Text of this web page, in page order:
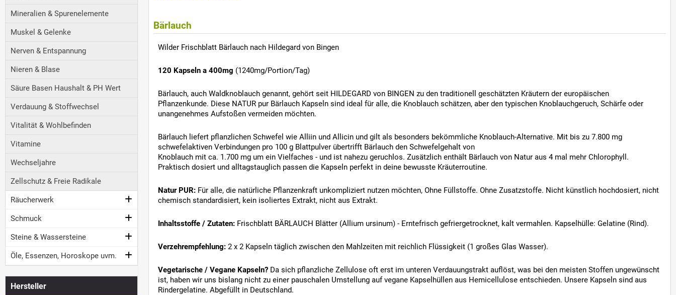
Bärlauch
Wilder Frischblatt Bärlauch nach Hildegard von Bingen
120 Kapseln a 400mg (1240mg/Portion/Tag)
Bärlauch, auch Waldknoblauch genannt, gehört seit HILDEGARD von BINGEN zu den traditionell geschätzten Kräutern der europäischen
Pflanzenkunde. Diese NATUR pur Bärlauch Kapseln sind ideal für alle, die Knoblauch schätzen, aber den typischen Knoblauchgeruch, Schärfe oder
unangenehmes Aufstoßen vermeiden möchten.
Bärlauch liefert pflanzlichen Schwefel wie Alliin und Allicin und gilt als besonders bekömmliche Knoblauch-Alternative. Mit bis zu 7.800 mg
schwefelaktiven Verbindungen pro 100 g Blattpulver übertrifft Bärlauch den Schwefelgehalt von
Knoblauch mit ca. 1.700 mg um ein Vielfaches - und ist nahezu geruchlos. Zusätzlich enthält Bärlauch von Natur aus 4 mal mehr Chlorophyll.
Praktisch dosiert und alltagstauglich passen die Kapseln perfekt in deine bewusste Kräuterroutine.
Natur PUR: Für alle, die natürliche Pflanzenkraft unkompliziert nutzen möchten, Ohne Füllstoffe. Ohne Zusatzstoffe. Nicht künstlich hochdosiert, nicht
chemisch standardisiert, kein isoliertes Extrakt, nicht aus Extrakt.
Inhaltsstoffe / Zutaten: Frischblatt BÄRLAUCH Blätter (Allium ursinum) - Erntefrisch gefriergetrocknet, kalt vermahlen. Kapselhülle: Gelatine (Rind).
Verzehrempfehlung: 2 x 2 Kapseln täglich zwischen den Mahlzeiten mit reichlich Flüssigkeit (1 großes Glas Wasser).
Vegetarische / Vegane Kapseln? Da sich pflanzliche Zellulose oft erst im unteren Verdauungstrakt auflöst, was bei den meisten Stoffen ungewünscht
ist, haben wir uns bislang nicht zu einer pauschalen Umstellung auf vegane Kapselhüllen aus Hemicellulose entschieden. Unsere Kapseln sind aus
Rindergelatine. Abgefüllt in Deutschland.
Mineralien & Spurenelemente
Muskel & Gelenke
Nerven & Entspannung
Nieren & Blase
Säure Basen Haushalt & PH Wert
Verdauung & Stoffwechsel
Vitalität & Wohlbefinden
Vitamine
Wechseljahre
Zellschutz & Freie Radikale
Räucherwerk
Schmuck
Steine & Wassersteine
Öle, Essenzen, Horoskope uvm.
Hersteller